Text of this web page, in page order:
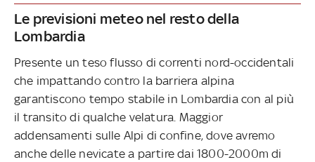
Le previsioni meteo nel resto della
Lombardia
Presente un teso flusso di correnti nord-occidentali
che impattando contro la barriera alpina
garantiscono tempo stabile in Lombardia con al più
il transito di qualche velatura. Maggior
addensamenti sulle Alpi di confine, dove avremo
anche delle nevicate a partire dai 1800-2000m di